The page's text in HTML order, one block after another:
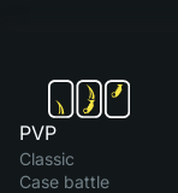
PVP
Classic
Case battle